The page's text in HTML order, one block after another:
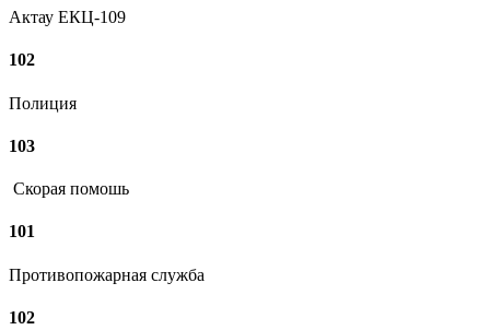
Актау ЕКЦ-109
102
Полиция
103
Скорая помошь
101
Противопожарная служба
102